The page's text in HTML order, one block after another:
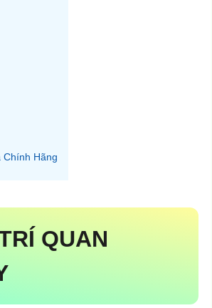
Chính Hãng
QUAN